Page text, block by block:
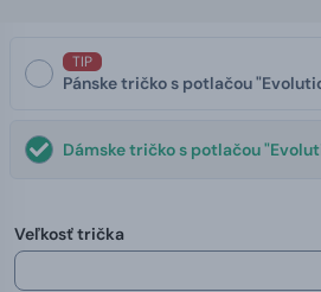
TIP
Pánske tričko s potlačou
Dámske tričko s potlačou
Veľkosť trička